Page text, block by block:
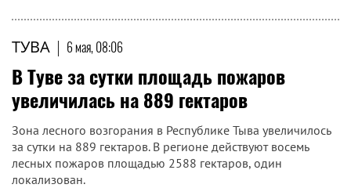
ТУВА | 6 мая, 08:06
В Туве за сутки площадь пожаров
увеличилась на 889 гектаров
Зона лесного возгорания в Республике Тыва увеличилось
за сутки на 889 гектаров. В регионе действуют восемь
лесных пожаров площадью 2588 гектаров, один
локализован.